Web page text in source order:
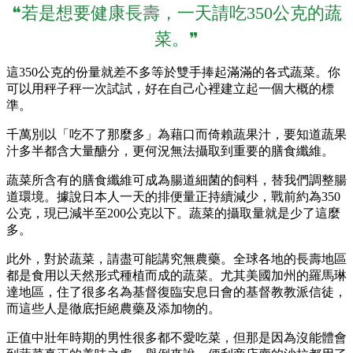
❝若是想要健康長壽，一天請吃350公克的蔬
菜。❞
這350公克的份量就差不多等於雙手捧起滿滿的各式蔬菜。你
可以用秤子秤一次試試，好在自己心裡建立起一個大概的標
準。
千萬別以「吃不了那麼多」為藉口而倚賴蔬果汁，要知道蔬果
汁多半都含大量醣分，更何況無法攝取到重要的膳食纖維。
蔬菜所含有的膳食纖維可成為腸道細菌的飼料，替我們調整腸
道環境。據說日本人一天的排便量正持續減少，戰前約為350
公克，現已減半至200公克以下。蔬菜的攝取量就是少了這麼
多。
此外，對於蔬菜，請盡可能講究無農藥。全球各地的長壽地區
都是食用以天然形式種植而成的蔬菜。尤其美國加州的羅馬琳
達地區，住了很多名為基督復臨安息日會的基督教教派信徒，
而這些人是徹底拒絕農藥及添加物的。
正值中壯年時期的男性很多都不愛吃菜，但那是因為沒能體會